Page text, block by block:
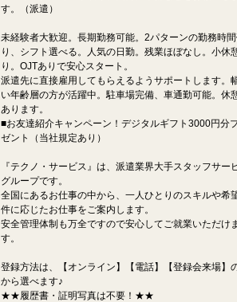
す。（派遣）
未経験者大歓迎。長期勤務可能。2パターンの勤務時
り、シフト選べる。人気の日勤。残業ほぼなし。小休
り。OJTありで安心スタート。
派遣先に直接雇用してもらえるようサポートします。
い年齢層の方が活躍中。駐車場完備、車通勤可能。休
あります。
■お友達紹介キャンペーン！デジタルギフト3000円分
ゼント（当社規定あり）
『テクノ・サービス』は、派遣業界大手スタッフサー
グループです。
全国にあるお仕事の中から、一人ひとりのスキルや希
件に応じたお仕事をご案内します。
安全管理体制も万全ですので安心してご就業いただけま
す。
登録方法は、【オンライン】【電話】【登録会来場】
から選べます♪
★★履歴書・証明写真は不要！★★